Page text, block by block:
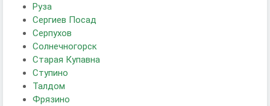
Руза
Сергиев Посад
Серпухов
Солнечногорск
Старая Купавна
Ступино
Талдом
Фрязино